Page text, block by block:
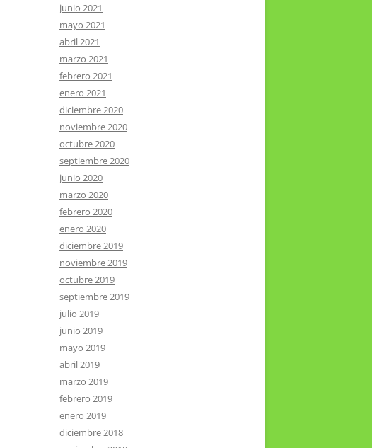
junio 2021
mayo 2021
abril 2021
marzo 2021
febrero 2021
enero 2021
diciembre 2020
noviembre 2020
octubre 2020
septiembre 2020
junio 2020
marzo 2020
febrero 2020
enero 2020
diciembre 2019
noviembre 2019
octubre 2019
septiembre 2019
julio 2019
junio 2019
mayo 2019
abril 2019
marzo 2019
febrero 2019
enero 2019
diciembre 2018